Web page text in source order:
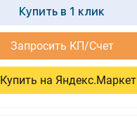
Купить в 1 клик
Запросить КП/Счет
Купить на Яндекс.Маркет